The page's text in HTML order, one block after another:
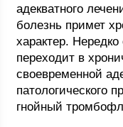
адекватного
болезнь примет
характер.
переходит в
своевременной
патологического
гнойный